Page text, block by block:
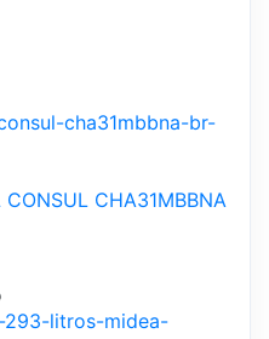
CONSUL CHA31MBBNA